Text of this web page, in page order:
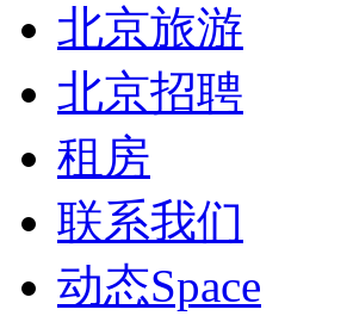
北京旅游
北京招聘
租房
联系我们
动态Space